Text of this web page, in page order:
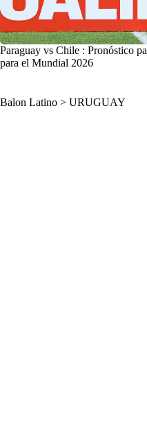
Paraguay vs Chile : Pronóstico
para el Mundial 2026
Balon Latino > URUGUAY